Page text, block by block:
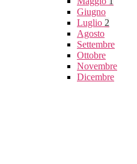
Giugno
Luglio 2
Agosto
Settembre
Ottobre
Novembre
Dicembre